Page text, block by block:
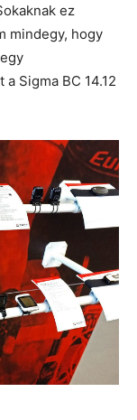
ez
mindegy, hogy
Sigma BC 14.12